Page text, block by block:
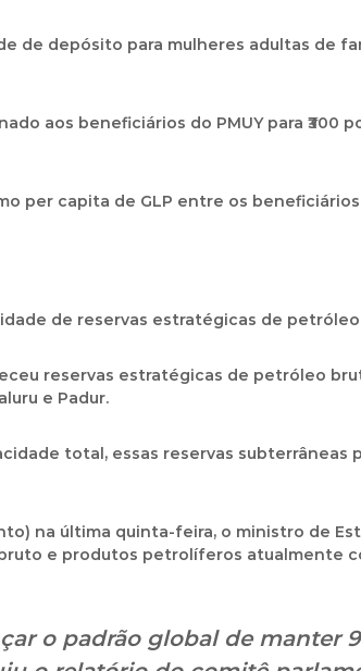
de depósito para mulheres adultas de
aos beneficiários do PMUY para ₹300
per capita de GLP entre os
de reservas estratégicas de petróleo
reservas estratégicas de petróleo
e Padur.
total, essas reservas subterrâneas
na última quinta-feira, o ministro de
e produtos petrolíferos atualmente
o padrão global de manter